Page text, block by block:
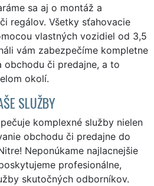
sa aj o montáž a
regálov. Všetky sťahovacie
vlastných vozidiel od 3,5
vám zabezpečíme kompletne
obchodu či predajne, a to
okolí.
SLUŽBY
komplexné služby nielen
obchodu či predajne do
Neponúkame najlacnejšie
profesionálne,
skutočných odborníkov.